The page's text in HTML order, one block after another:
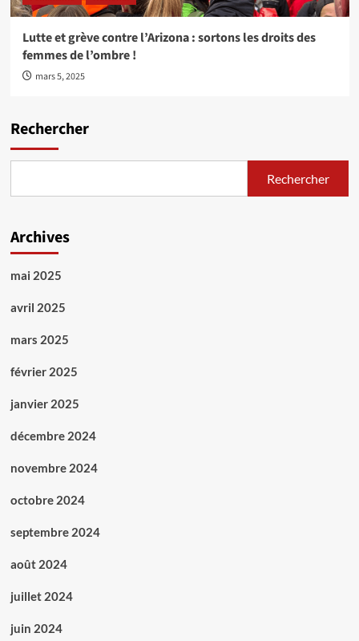
Lutte et grève contre l’Arizona : sortons les droits des
femmes de l’ombre !
mars 5, 2025
Rechercher
Rechercher
Archives
mai 2025
avril 2025
mars 2025
février 2025
janvier 2025
décembre 2024
novembre 2024
octobre 2024
septembre 2024
août 2024
juillet 2024
juin 2024